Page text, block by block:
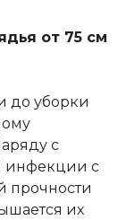
от 75 см
до уборки
с
инфекции с
прочности
их